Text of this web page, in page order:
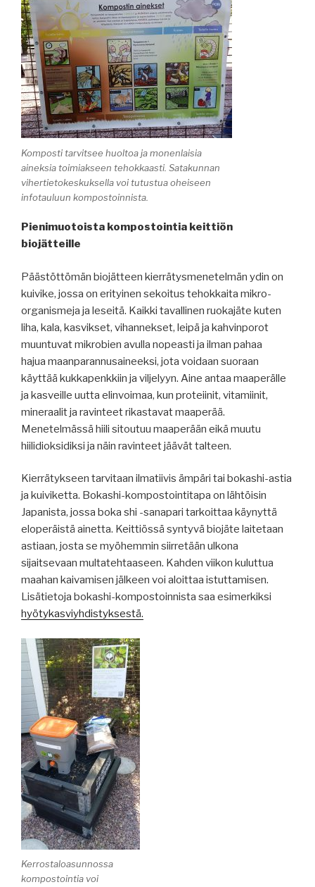
Komposti tarvitsee huoltoa ja monenlaisia
aineksia toimiakseen tehokkaasti. Satakunnan
vihertietokeskuksella voi tutustua oheiseen
infotauluun kompostoinnista.
Pienimuotoista kompostointia keittiön
biojätteille
Päästöttömän biojätteen kierrätysmenetelmän ydin on
kuivike, jossa on erityinen sekoitus tehokkaita mikro-
organismeja ja leseitä. Kaikki tavallinen ruokajäte kuten
liha, kala, kasvikset, vihannekset, leipä ja kahvinporot
muuntuvat mikrobien avulla nopeasti ja ilman pahaa
hajua maanparannusaineeksi, jota voidaan suoraan
käyttää kukkapenkkiin ja viljelyyn. Aine antaa maaperälle
ja kasveille uutta elinvoimaa, kun proteiinit, vitamiinit,
mineraalit ja ravinteet rikastavat maaperää.
Menetelmässä hiili sitoutuu maaperään eikä muutu
hiilidioksidiksi ja näin ravinteet jäävät talteen.
Kierrätykseen tarvitaan ilmatiivis ämpäri tai bokashi-astia
ja kuiviketta. Bokashi-kompostointitapa on lähtöisin
Japanista, jossa boka shi -sanapari tarkoittaa käynyttä
eloperäistä ainetta. Keittiössä syntyvä biojäte laitetaan
astiaan, josta se myöhemmin siirretään ulkona
sijaitsevaan multatehtaaseen. Kahden viikon kuluttua
maahan kaivamisen jälkeen voi aloittaa istuttamisen.
Lisätietoja bokashi-kompostoinnista saa esimerkiksi
hyötykasviyhdistyksestä.
Kerrostaloasunnossa
kompostointia voi